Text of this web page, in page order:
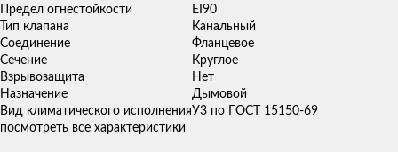
Предел огнестойкости
ЕI90
Тип клапана
Канальный
Соединение
Фланцевое
Сечение
Круглое
Взрывозащита
Нет
Назначение
Дымовой
Вид климатического исполненияУ3 по ГОСТ 15150-69
посмотреть все характеристики